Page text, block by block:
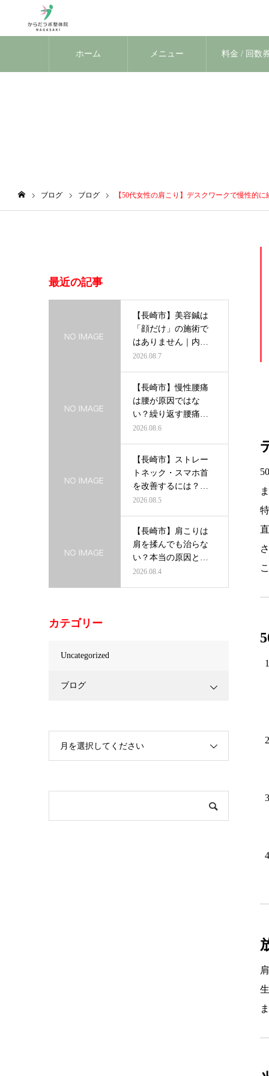
ホーム メニュー 料金 / 回数
ブログ ブログ 【50代女性の肩こり】デスクワークで慢性的
最近の記事
【長崎市】美容鍼は
「顔だけ」の施術で
はありません｜内側
から輝く美し…
2026.08.7
【長崎市】慢性腰痛
は腰が原因ではな
い？繰り返す腰痛を
根本から改善す…
2026.08.6
【長崎市】ストレー
トネック・スマホ首
を改善するには？首
だけを治療し…
2026.08.5
【長崎市】肩こりは
肩を揉んでも治らな
い？本当の原因と根
本改善の方法…
2026.08.4
カテゴリー
Uncategorized
ブログ
月を選択してください